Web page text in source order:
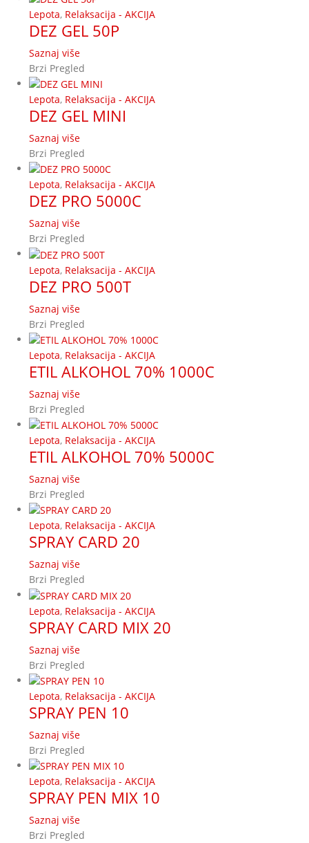
Lepota, Relaksacija - AKCIJA
DEZ GEL 50P
Saznaj više
Brzi Pregled
Lepota, Relaksacija - AKCIJA
DEZ GEL MINI
Saznaj više
Brzi Pregled
Lepota, Relaksacija - AKCIJA
DEZ PRO 5000C
Saznaj više
Brzi Pregled
Lepota, Relaksacija - AKCIJA
DEZ PRO 500T
Saznaj više
Brzi Pregled
Lepota, Relaksacija - AKCIJA
ETIL ALKOHOL 70% 1000C
Saznaj više
Brzi Pregled
Lepota, Relaksacija - AKCIJA
ETIL ALKOHOL 70% 5000C
Saznaj više
Brzi Pregled
Lepota, Relaksacija - AKCIJA
SPRAY CARD 20
Saznaj više
Brzi Pregled
Lepota, Relaksacija - AKCIJA
SPRAY CARD MIX 20
Saznaj više
Brzi Pregled
Lepota, Relaksacija - AKCIJA
SPRAY PEN 10
Saznaj više
Brzi Pregled
Lepota, Relaksacija - AKCIJA
SPRAY PEN MIX 10
Saznaj više
Brzi Pregled